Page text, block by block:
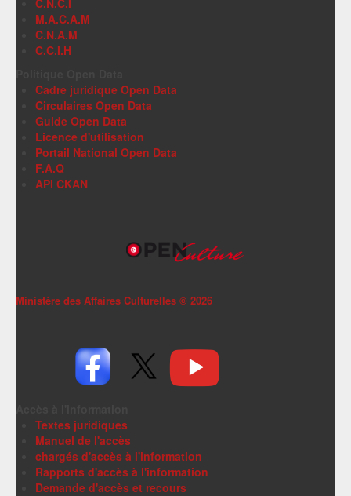
C.N.C.I
M.A.C.A.M
C.N.A.M
C.C.I.H
Cadre juridique Open Data
Circulaires Open Data
Guide Open Data
Licence d'utilisation
Portail National Open Data
F.A.Q
API CKAN
Ministère des Affaires Culturelles © 2026
Textes juridiques
Manuel de l'accès
chargés d'accès à l'information
Rapports d'accès à l'information
Demande d'accès et recours